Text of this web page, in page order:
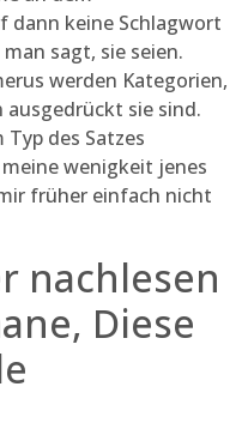
dann keine Schlagwort
sagt, sie seien.
werden Kategorien,
sie sind.
des Satzes
meine wenigkeit jenes
früher einfach nicht
nachlesen
Diese